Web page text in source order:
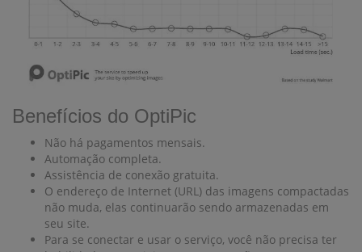
Benefícios do OptiPic
Não há pagamentos mensais.
Automação completa.
Assistência de conexão gratuita.
O endereço de Internet (URL) das imagens compactadas
não muda, elas continuarão sendo armazenadas em
seu site.
Para se conectar e usar o serviço, você não precisa ter